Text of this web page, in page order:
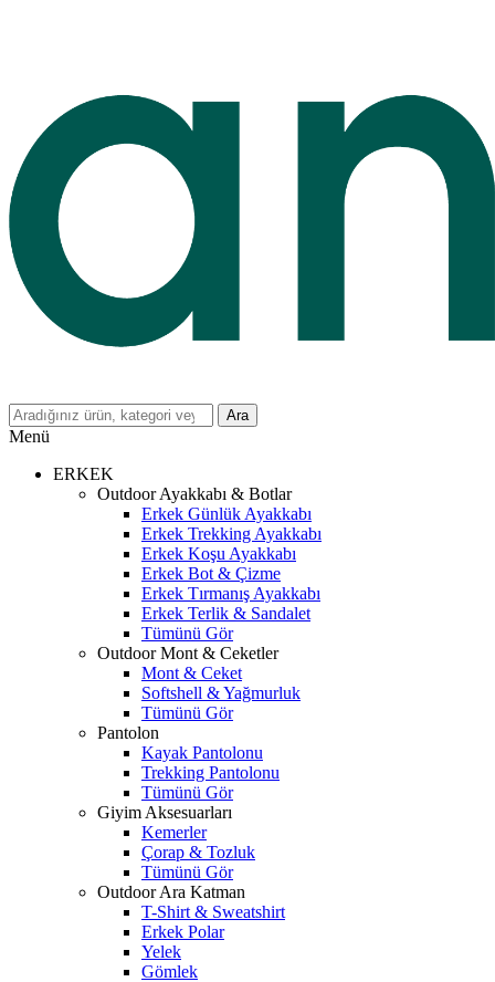
Ara
Menü
ERKEK
Outdoor Ayakkabı & Botlar
Erkek Günlük Ayakkabı
Erkek Trekking Ayakkabı
Erkek Koşu Ayakkabı
Erkek Bot & Çizme
Erkek Tırmanış Ayakkabı
Erkek Terlik & Sandalet
Tümünü Gör
Outdoor Mont & Ceketler
Mont & Ceket
Softshell & Yağmurluk
Tümünü Gör
Pantolon
Kayak Pantolonu
Trekking Pantolonu
Tümünü Gör
Giyim Aksesuarları
Kemerler
Çorap & Tozluk
Tümünü Gör
Outdoor Ara Katman
T-Shirt & Sweatshirt
Erkek Polar
Yelek
Gömlek